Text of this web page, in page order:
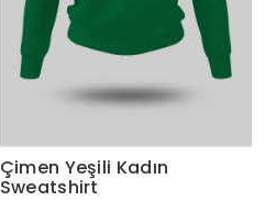
Çimen Yeşili Kadın
Sweatshirt